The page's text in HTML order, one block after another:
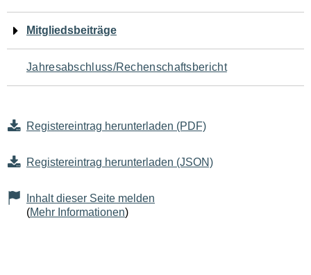
Mitgliedsbeiträge
Jahresabschluss/Rechenschaftsbericht
Registereintrag herunterladen (PDF)
Registereintrag herunterladen (JSON)
Inhalt dieser Seite melden
(Mehr Informationen)